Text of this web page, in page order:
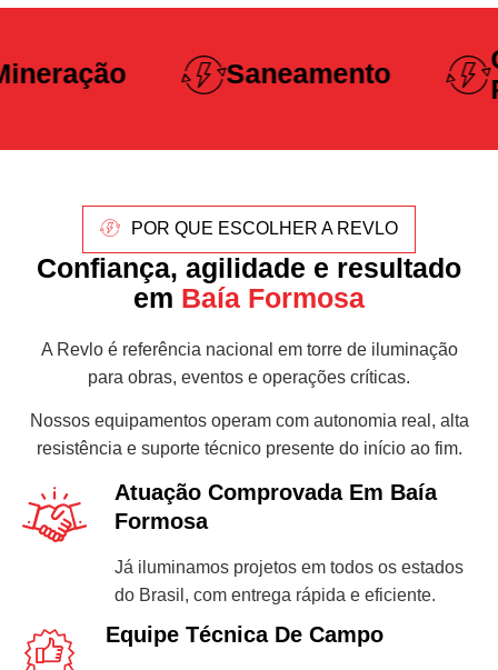
Saneamento
Construção
Pesada
POR QUE ESCOLHER A REVLO
Confiança, agilidade e resultado
em Baía Formosa
A Revlo é referência nacional em torre de iluminação
para obras, eventos e operações críticas.
Nossos equipamentos operam com autonomia real, alta
resistência e suporte técnico presente do início ao fim.
Atuação Comprovada Em Baía
Formosa
Já iluminamos projetos em todos os estados
do Brasil, com entrega rápida e eficiente.
Equipe Técnica De Campo